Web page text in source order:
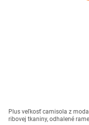
Plus veľkosť camisola z
ribovej tkaniny, odhalené